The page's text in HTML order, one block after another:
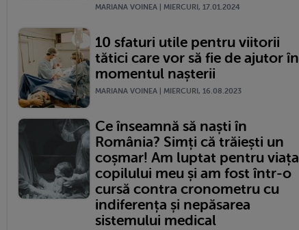
MARIANA VOINEA | MIERCURI, 17.01.2024
10 sfaturi utile pentru viitorii
tătici care vor să fie de ajutor în
momentul nașterii
MARIANA VOINEA | MIERCURI, 16.08.2023
Ce înseamnă să naști în
România? Simți că trăiești un
coșmar! Am luptat pentru viața
copilului meu și am fost într-o
cursă contra cronometru cu
indiferența și nepăsarea
sistemului medical